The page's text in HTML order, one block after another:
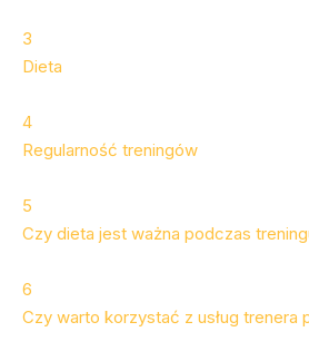
3
Dieta
4
Regularność treningów
5
Czy dieta jest ważna podczas
6
Czy warto korzystać z usług trenera